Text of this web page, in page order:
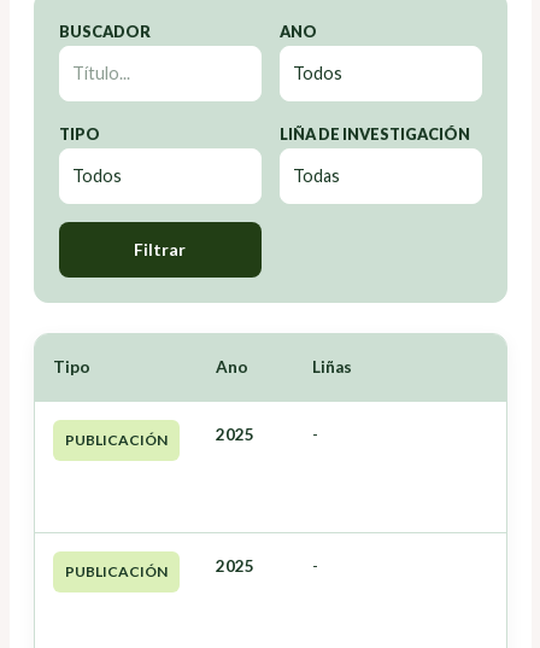
BUSCADOR ANO
TIPO LIÑA DE INVESTIGACIÓN
Filtrar
Tipo Ano Liñas
PUBLICACIÓN 2025 -
PUBLICACIÓN 2025 -